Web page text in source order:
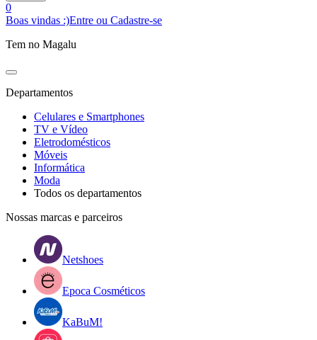
0
Boas vindas :)Entre ou Cadastre-se
Tem no Magalu
Departamentos
Celulares e Smartphones
TV e Vídeo
Eletrodomésticos
Móveis
Informática
Moda
Todos os departamentos
Nossas marcas e parceiros
Netshoes
Epoca Cosméticos
KaBuM!